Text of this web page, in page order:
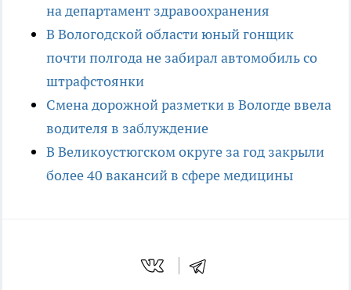
на департамент здравоохранения
В Вологодской области юный гонщик
почти полгода не забирал автомобиль со
штрафстоянки
Смена дорожной разметки в Вологде ввела
водителя в заблуждение
В Великоустюгском округе за год закрыли
более 40 вакансий в сфере медицины